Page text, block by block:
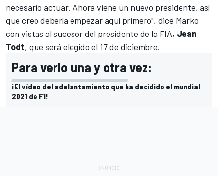
necesario actuar. Ahora viene un nuevo presidente, así
que creo debería empezar aquí primero", dice Marko
con vistas al sucesor del presidente de la FIA, Jean
Todt, que será elegido el 17 de diciembre.
Para verlo una y otra vez:
¡El vídeo del adelantamiento que ha decidido el mundial
2021 de F1!